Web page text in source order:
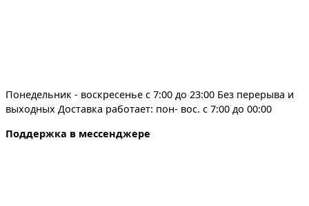
Понедельник - воскресенье с 7:00 до 23:00 Без перерыва и
выходных Доставка работает: пон- вос. с 7:00 до 00:00
Поддержка в мессенджере